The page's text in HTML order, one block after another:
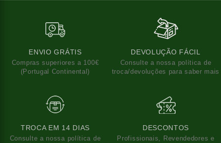
ENVIO GRÁTIS
Compras superiores a 100€
(Portugal Continental)
DEVOLUÇÃO FÁCIL
Consulte a nossa política de
troca/devoluções para saber mais
TROCA EM 14 DIAS
Consulte a nossa política de
DESCONTOS
Profissionais, Revendedores e